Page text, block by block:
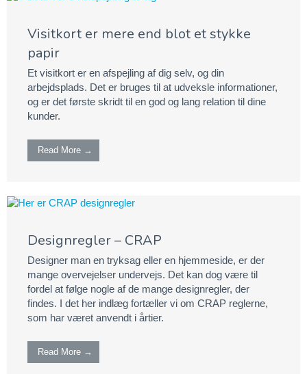
Visitkort er mere end blot et stykke
papir
Et visitkort er en afspejling af dig selv, og din
arbejdsplads. Det er bruges til at udveksle informationer,
og er det første skridt til en god og lang relation til dine
kunder.
Read More →
Designregler – CRAP
Designer man en tryksag eller en hjemmeside, er der
mange overvejelser undervejs. Det kan dog være til
fordel at følge nogle af de mange designregler, der
findes. I det her indlæg fortæller vi om CRAP reglerne,
som har været anvendt i årtier.
Read More →